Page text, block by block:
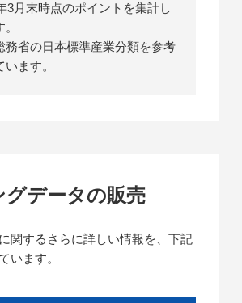
3月末時点のポイントを集計し
省の日本標準産業分類を参考
ます。
グデータの販売
関するさらに詳しい情報を、下記
います。